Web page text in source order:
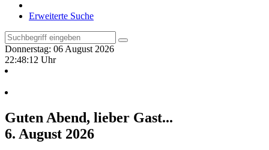
Erweiterte Suche
Donnerstag: 06 August 2026
22:48:13 Uhr
Guten Abend, lieber Gast...
6. August 2026